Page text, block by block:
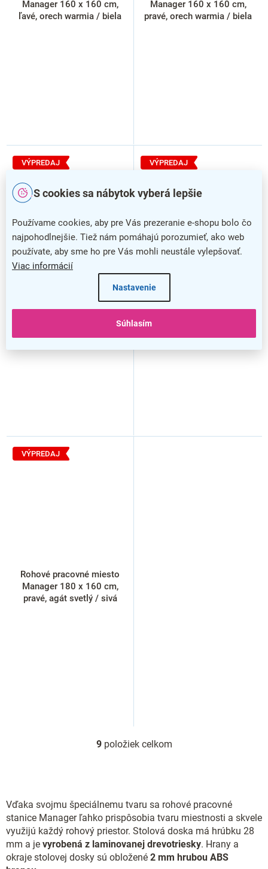
S cookies sa nábytok vyberá lepšie
Používame cookies, aby pre Vás prezeranie e-shopu bolo čo
najpohodlnejšie. Tiež nám pomáhajú porozumieť, ako web
používate, aby sme ho pre Vás mohli neustále vylepšovať.
Viac informácií
Nastavenie
Súhlasím
Manager 160 x 160 cm,
ľavé, orech warmia / biela
Manager 160 x 160 cm,
pravé, orech warmia / biela
VÝPREDAJ
Rohové pracovné miesto
pravé, orech warmia / sivá
VÝPREDAJ
Rohové pracovné miesto
ľavé, agát svetlý / sivá
VÝPREDAJ
Rohové pracovné miesto
Manager 180 x 160 cm,
pravé, agát svetlý / sivá
O
a
c
i
e
p
r
9položiek celkom
Vďaka svojmu špeciálnemu tvaru sa rohové pracovné
stanice Manager ľahko prispôsobia tvaru miestnosti a skvele
využijú každý rohový priestor. Stolová doska má hrúbku 28
mm a je vyrobená z laminovanej drevotriesky. Hrany a
okraje stolovej dosky sú obložené 2 mm hrubou ABS